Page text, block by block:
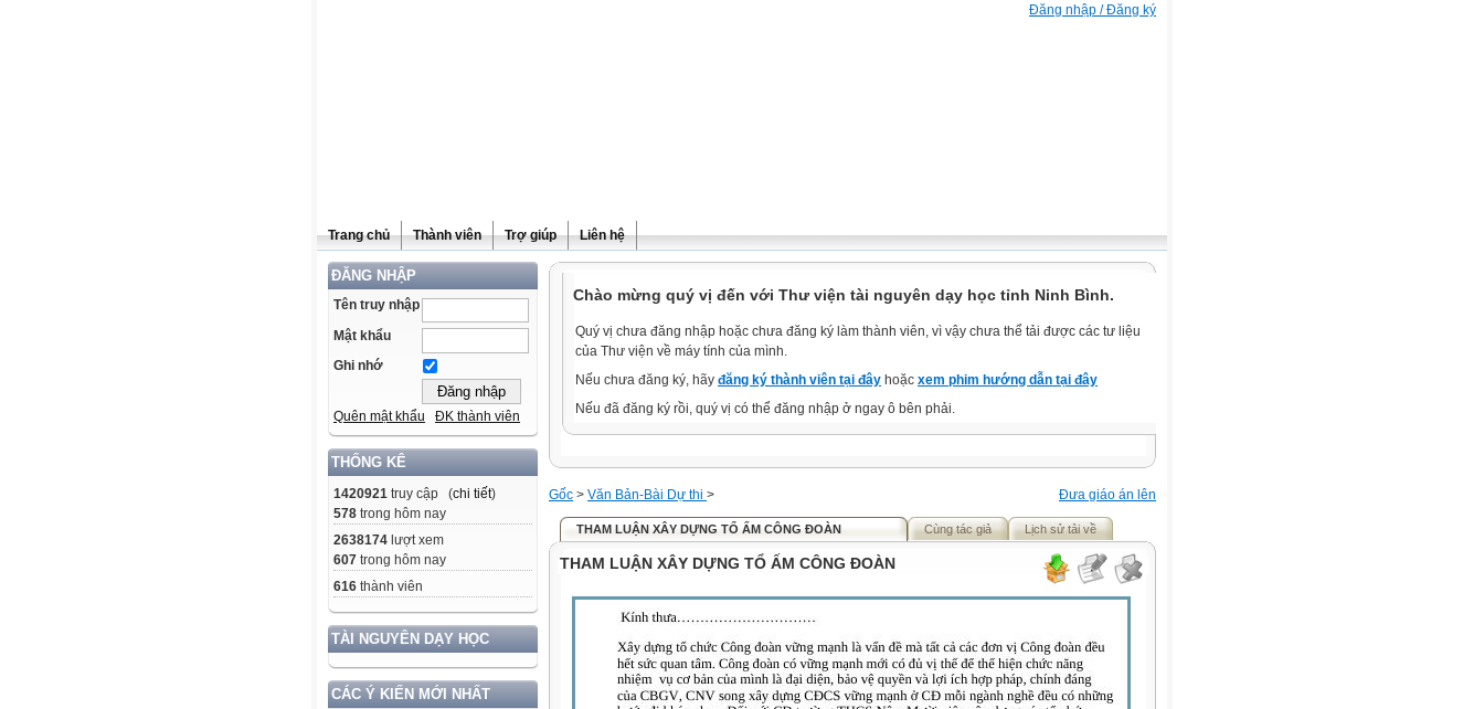
Đăng nhập / Đăng ký
Trang chủ Thành viên Trợ giúp Liên hệ
ĐĂNG NHẬP
Tên truy nhập
Mật khẩu
Ghi nhớ
Quên mật khẩu ĐK thành viên
THỐNG KÊ
1420921 truy cập (chi tiết)
578 trong hôm nay
2638174 lượt xem
607 trong hôm nay
616 thành viên
TÀI NGUYÊN DẠY HỌC
CÁC Ý KIẾN MỚI NHẤT
Chào mừng quý vị đến với Thư viện tài nguyên dạy học tỉnh Ninh Bình.
Quý vị chưa đăng nhập hoặc chưa đăng ký làm thành viên, vì vậy chưa thể tải được các tư liệu
của Thư viện về máy tính của mình.
Nếu chưa đăng ký, hãy đăng ký thành viên tại đây hoặc xem phim hướng dẫn tại đây
Nếu đã đăng ký rồi, quý vị có thể đăng nhập ở ngay ô bên phải.
Đưa giáo án lên
Gốc > Văn Bản-Bài Dự thi >
THAM LUẬN XÂY DỰNG TỔ ẤM CÔNG ĐOÀN Cùng tác giả Lịch sử tải về
THAM LUẬN XÂY DỰNG TỔ ẤM CÔNG ĐOÀN